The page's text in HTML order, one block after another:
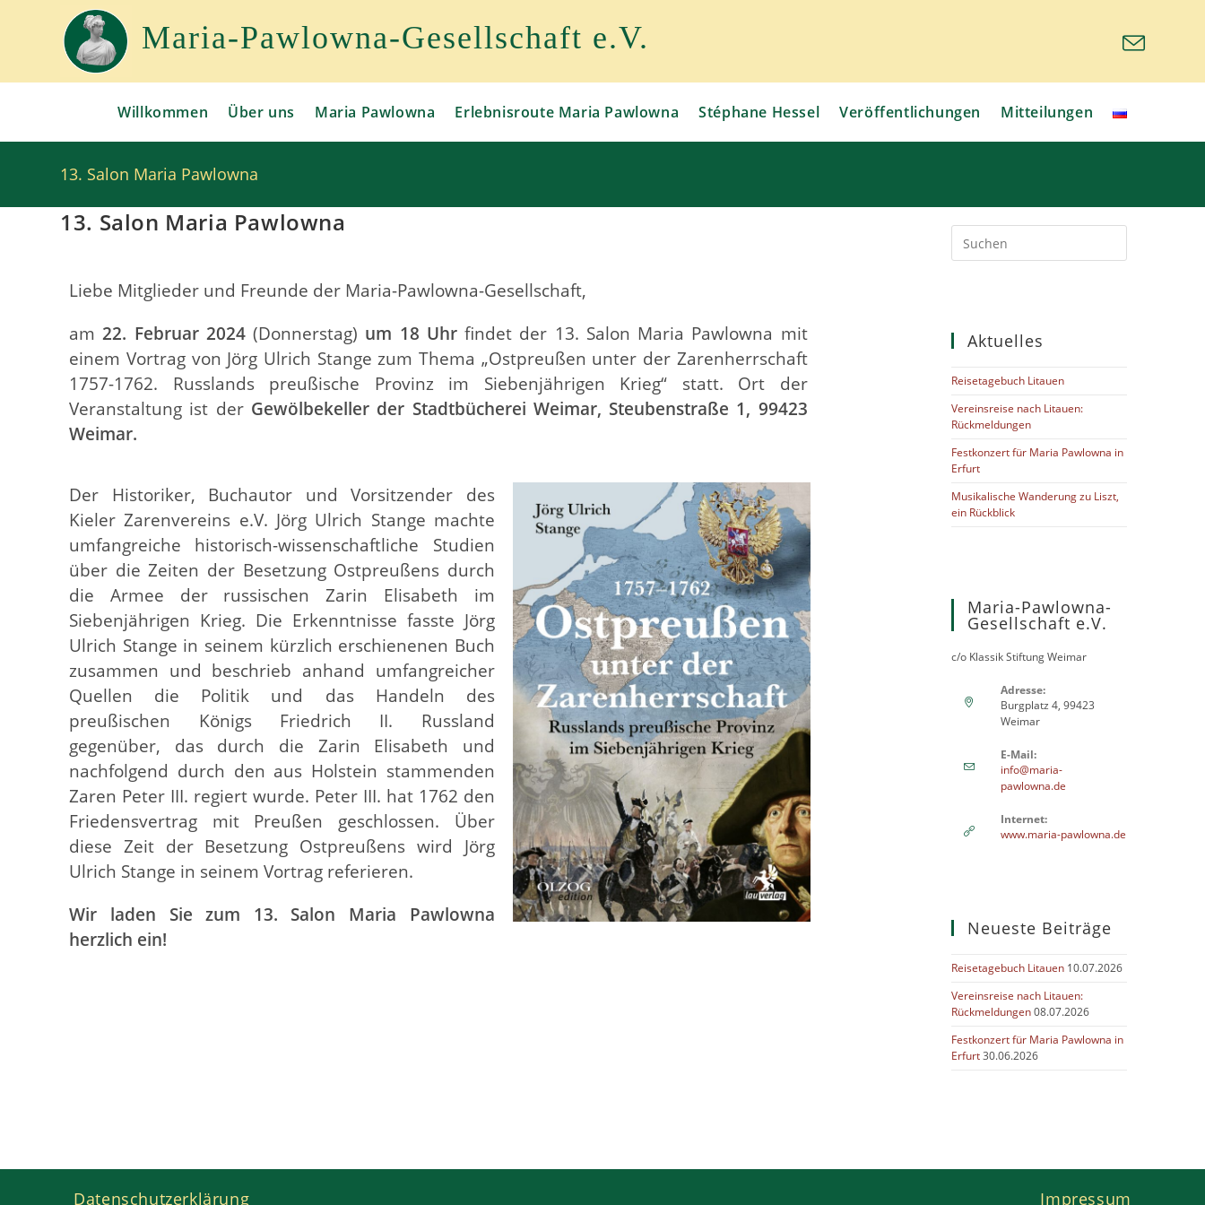
Maria-Pawlowna-Gesellschaft e.V.
Willkommen Über uns Maria Pawlowna Erlebnisroute Maria Pawlowna Stéphane Hessel Veröffentlichungen Mitteilungen
13. Salon Maria Pawlowna
13. Salon Maria Pawlowna
Liebe Mitglieder und Freunde der Maria-Pawlowna-Gesellschaft,
am22. Februar 2024(Donnerstag) um 18 Uhrfindet der 13. Salon Maria Pawlowna mit
einem Vortrag von Jörg Ulrich Stange zum Thema „Ostpreußen unter der Zarenherrschaft
1757-1762. Russlands preußische Provinz im Siebenjährigen Krieg“ statt. Ort der
Veranstaltung ist der Gewölbekeller der Stadtbücherei Weimar, Steubenstraße 1, 99423
Weimar.
Der Historiker, Buchautor und Vorsitzender des
Kieler Zarenvereins e.V. Jörg Ulrich Stange machte
umfangreiche historisch-wissenschaftliche Studien
über die Zeiten der Besetzung Ostpreußens durch
die Armee der russischen Zarin Elisabeth im
Siebenjährigen Krieg. Die Erkenntnisse fasste Jörg
Ulrich Stange in seinem kürzlich erschienenen Buch
zusammen und beschrieb anhand umfangreicher
Quellen die Politik und das Handeln des
preußischen Königs Friedrich II. Russland
gegenüber, das durch die Zarin Elisabeth und
nachfolgend durch den aus Holstein stammenden
Zaren Peter III. regiert wurde. Peter III. hat 1762 den
Friedensvertrag mit Preußen geschlossen. Über
diese Zeit der Besetzung Ostpreußens wird Jörg
Ulrich Stange in seinem Vortrag referieren.
Wir laden Sie zum 13. Salon Maria Pawlowna
herzlich ein!
Aktuelles
Reisetagebuch Litauen
Vereinsreise nach Litauen:
Rückmeldungen
Festkonzert für Maria Pawlowna in
Erfurt
Musikalische Wanderung zu Liszt,
ein Rückblick
Maria-Pawlowna-
Gesellschaft e.V.
c/o Klassik Stiftung Weimar
Adresse:
Burgplatz 4, 99423
Weimar
E-Mail:
info@maria-
pawlowna.de
Internet:
www.maria-pawlowna.de
Neueste Beiträge
Reisetagebuch Litauen 10.07.2026
Vereinsreise nach Litauen:
Rückmeldungen08.07.2026
Festkonzert für Maria Pawlowna in
Erfurt30.06.2026
Datenschutzerklärung Impressum